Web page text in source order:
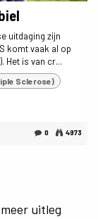
uitdaging zijn
komt vaak al op
Het is van cr...
Sclerose)
0 4973
uitleg